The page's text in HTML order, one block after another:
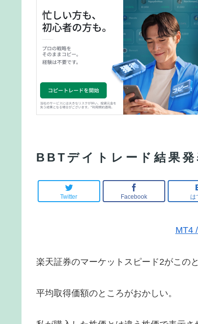
BBTデイトレード結果発
Twitter Facebook は
MT4
楽天証券のマーケットスピード2がこの
平均取得価額のところがおかしい。